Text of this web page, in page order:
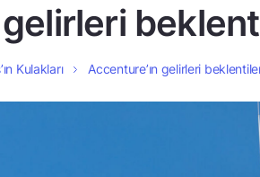
gelirleri
Kulakları Accenture’ın gelirleri